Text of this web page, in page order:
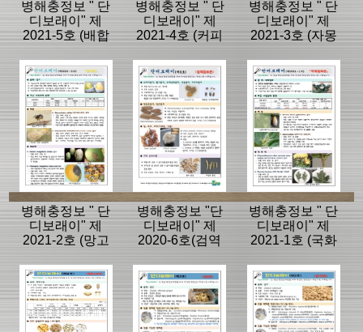
병해충정보 " 단
디보래이" 제
2021-5호 (배합
병해충정보 " 단
디보래이" 제
2021-4호 (커피
병해충정보 " 단
디보래이" 제
2021-3호 (자몽
병해충정보 " 단
디보래이" 제
2021-2호 (망고
병해충정보 "단
디보래이" 제
2020-6호(검역
병해충정보 " 단
디보래이" 제
2021-1호 (국화